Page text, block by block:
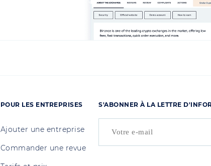
POUR LES ENTREPRISES
Ajouter une entreprise
Commander une revue
S'ABONNER À LA LETTRE